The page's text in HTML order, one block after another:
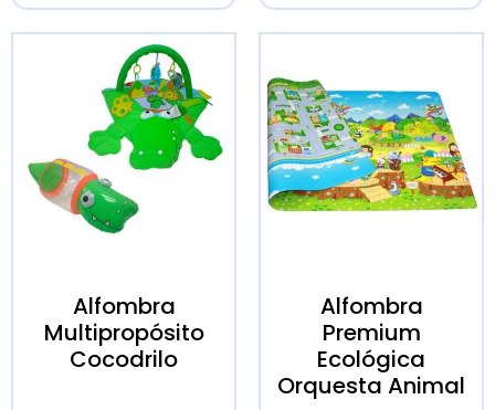
Alfombra
Multipropósito
Cocodrilo
Alfombra
Premium
Ecológica
Orquesta Animal